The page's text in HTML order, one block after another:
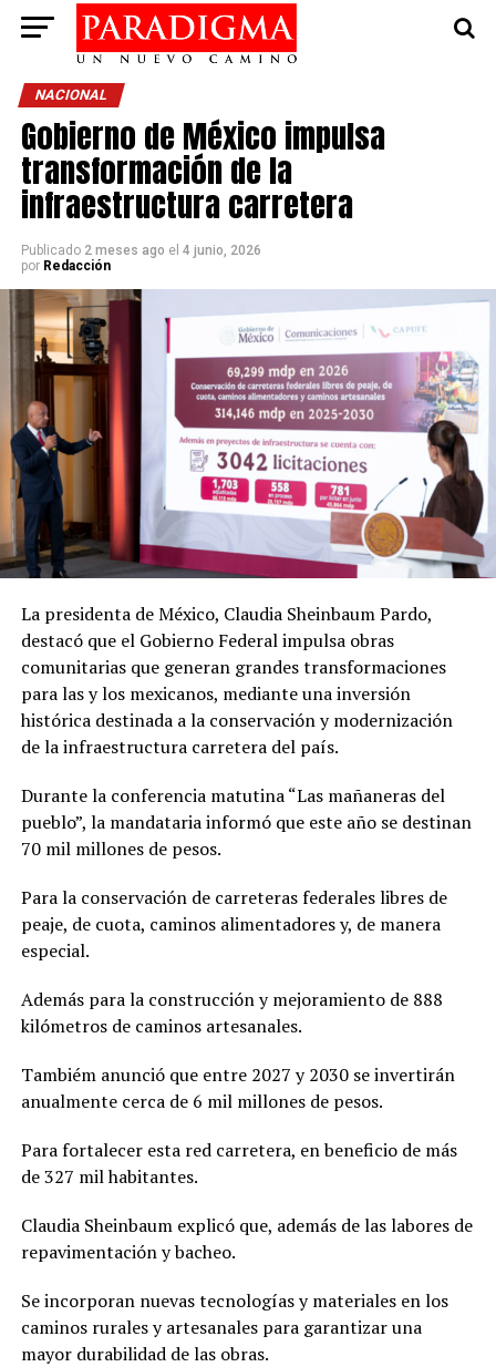
NACIONAL
Gobierno de México impulsa
transformación de la
infraestructura carretera
Publicado 2 meses ago el 4 junio, 2026
por Redacción
La presidenta de México, Claudia Sheinbaum Pardo,
destacó que el Gobierno Federal impulsa obras
comunitarias que generan grandes transformaciones
para las y los mexicanos, mediante una inversión
histórica destinada a la conservación y modernización
de la infraestructura carretera del país.
Durante la conferencia matutina “Las mañaneras del
pueblo”, la mandataria informó que este año se destinan
70 mil millones de pesos.
Para la conservación de carreteras federales libres de
peaje, de cuota, caminos alimentadores y, de manera
especial.
Además para la construcción y mejoramiento de 888
kilómetros de caminos artesanales.
Tambiém anunció que entre 2027 y 2030 se invertirán
anualmente cerca de 6 mil millones de pesos.
Para fortalecer esta red carretera, en beneficio de más
de 327 mil habitantes.
Claudia Sheinbaum explicó que, además de las labores de
repavimentación y bacheo.
Se incorporan nuevas tecnologías y materiales en los
caminos rurales y artesanales para garantizar una
mayor durabilidad de las obras.